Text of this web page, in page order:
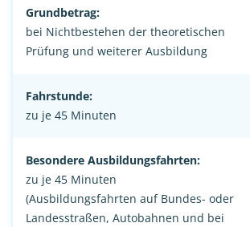
Grundbetrag:
bei Nichtbestehen der theoretischen
Prüfung und weiterer Ausbildung
Fahrstunde:
zu je 45 Minuten
Besondere Ausbildungsfahrten:
zu je 45 Minuten
(Ausbildungsfahrten auf Bundes- oder
Landesstraßen, Autobahnen und bei